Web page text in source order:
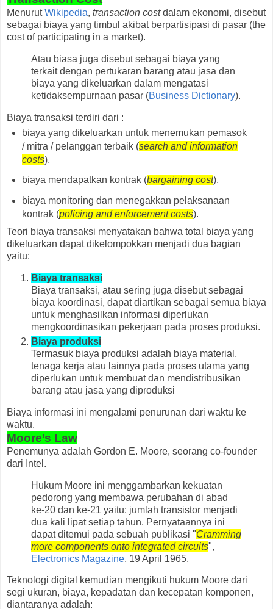
MenurutWikipedia, transaction costdalam ekonomi, disebut
sebagai biaya yang timbul akibat berpartisipasi di pasar (the
cost of participating in a market).
Atau biasa juga disebut sebagai biaya yang
terkait dengan pertukaran barang atau jasa dan
biaya yang dikeluarkan dalam mengatasi
ketidaksempurnaan pasar (Business Dictionary).
Biaya transaksi terdiri dari :
biaya yang dikeluarkan untuk menemukan pemasok
/ mitra / pelanggan terbaik (search and information
costs),
biaya mendapatkan kontrak (bargaining cost),
biaya monitoring dan menegakkan pelaksanaan
kontrak (policing and enforcement costs).
Teori biaya transaksi menyatakan bahwa total biaya yang
dikeluarkan dapat dikelompokkan menjadi dua bagian
yaitu:
Biaya transaksi
Biaya transaksi, atau sering juga disebut sebagai
biaya koordinasi, dapat diartikan sebagai semua biaya
untuk menghasilkan informasi diperlukan
mengkoordinasikan pekerjaan pada proses produksi.
Biaya produksi
Termasuk biaya produksi adalah biaya material,
tenaga kerja atau lainnya pada proses utama yang
diperlukan untuk membuat dan mendistribusikan
barang atau jasa yang diproduksi
Biaya informasi ini mengalami penurunan dari waktu ke
waktu.
Moore’s Law
Penemunya adalah Gordon E. Moore, seorang co-founder
dari Intel.
Hukum Moore ini menggambarkan kekuatan
pedorong yang membawa perubahan di abad
ke-20 dan ke-21 yaitu: jumlah transistor menjadi
dua kali lipat setiap tahun. Pernyataannya ini
dapat ditemui pada sebuah publikasi "Cramming
more components onto integrated circuits",
Electronics Magazine, 19 April 1965.
Teknologi digital kemudian mengikuti hukum Moore dari
segi ukuran, biaya, kepadatan dan kecepatan komponen,
diantaranya adalah: